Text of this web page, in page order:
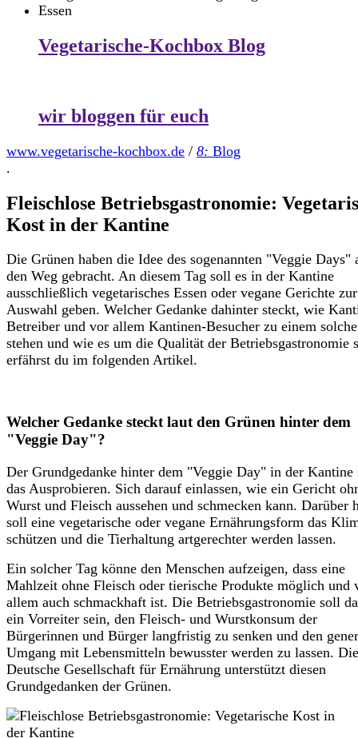
Vegetarische-Kochbox Blog
wir bloggen für euch
www.vegetarische-kochbox.de / 8: Blog
.
Fleischlose Betriebsgastronomie:
Kost in der Kantine
Die Grünen haben die Idee des sogenannten "Veggie Days"
den Weg gebracht. An diesem Tag soll es in der Kantine
ausschließlich vegetarisches Essen oder vegane Gerichte zur
Auswahl geben. Welcher Gedanke dahinter steckt, wie
Betreiber und vor allem Kantinen-Besucher zu einem
stehen und wie es um die Qualität der Betriebsgastronomie
erfährst du im folgenden Artikel.
Welcher Gedanke steckt laut den Grünen hinter dem
"Veggie Day"?
Der Grundgedanke hinter dem "Veggie Day" in der Kantine
das Ausprobieren. Sich darauf einlassen, wie ein Gericht
Wurst und Fleisch aussehen und schmecken kann. Darüber
soll eine vegetarische oder vegane Ernährungsform das
schützen und die Tierhaltung artgerechter werden lassen.
Ein solcher Tag könne den Menschen aufzeigen, dass eine
Mahlzeit ohne Fleisch oder tierische Produkte möglich und
allem auch schmackhaft ist. Die Betriebsgastronomie soll
ein Vorreiter sein, den Fleisch- und Wurstkonsum der
Bürgerinnen und Bürger langfristig zu senken und den
Umgang mit Lebensmitteln bewusster werden zu lassen. Die
Deutsche Gesellschaft für Ernährung unterstützt diesen
Grundgedanken der Grünen.